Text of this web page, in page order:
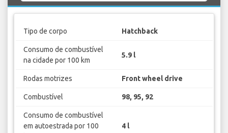
Tipo de corpo Hatchback
Consumo de combustível
na cidade por 100 km
5.9 l
Rodas motrizes Front wheel drive
Combustível 98, 95, 92
Consumo de combustível
em autoestrada por 100
4 l